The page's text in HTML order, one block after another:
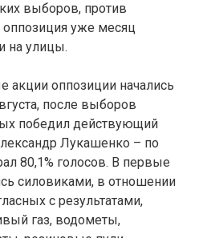
выборов, против
оппозиция уже месяц
на улицы.
акции оппозиции начались
после выборов
победил действующий
Лукашенко – по
80,1% голосов. В первые
силовиками, в отношении
с результатами,
газ, водометы,